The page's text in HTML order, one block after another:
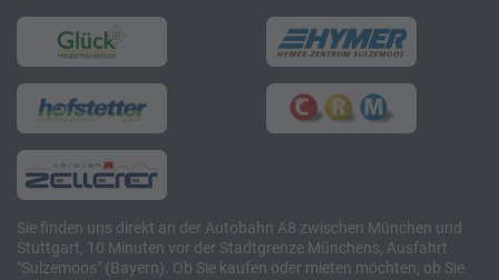
Sie finden uns direkt an der Autobahn A8 zwischen München und
Stuttgart, 10 Minuten vor der Stadtgrenze Münchens, Ausfahrt
"Sulzemoos" (Bayern). Ob Sie kaufen oder mieten möchten, ob Sie